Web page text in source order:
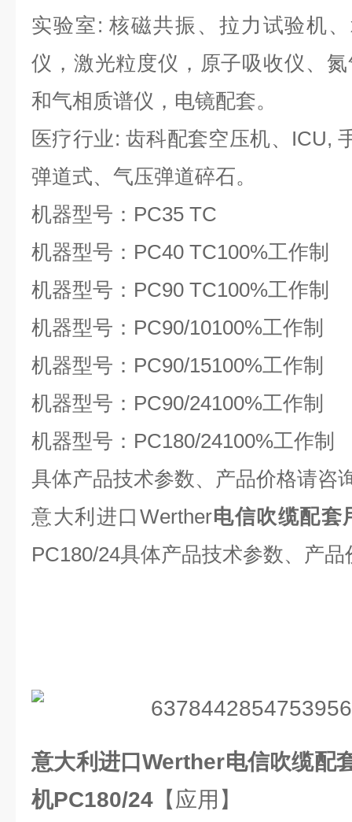
实验室: 核磁共振、拉力试验机
仪，激光粒度仪，原子吸收仪、
和气相质谱仪，电镜配套。
医疗行业: 齿科配套空压机、ICU,
弹道式、气压弹道碎石。
机器型号：PC35 TC
机器型号：PC40 TC100%工作制
机器型号：PC90 TC100%工作制
机器型号：PC90/10100%工作制
机器型号：PC90/15100%工作制
机器型号：PC90/24100%工作制
机器型号：PC180/24100%工作制
具体产品技术参数、产品价格请咨
意大利进口Werther电信吹缆配套
PC180/24具体产品技术参数、产
意大利进口Werther电信吹缆配
机PC180/24 【应用】